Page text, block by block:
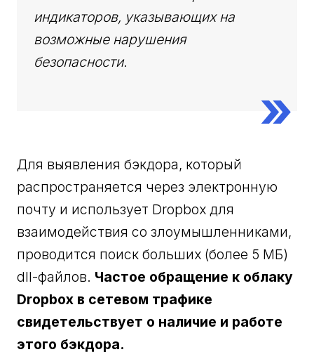
индикаторов, указывающих на
возможные нарушения
безопасности.
Для выявления бэкдора, который
распространяется через электронную
почту и использует Dropbox для
взаимодействия со злоумышленниками,
проводится поиск больших (более 5 МБ)
dll-файлов. Частое обращение к облаку
Dropbox в сетевом трафике
свидетельствует о наличие и работе
этого бэкдора.